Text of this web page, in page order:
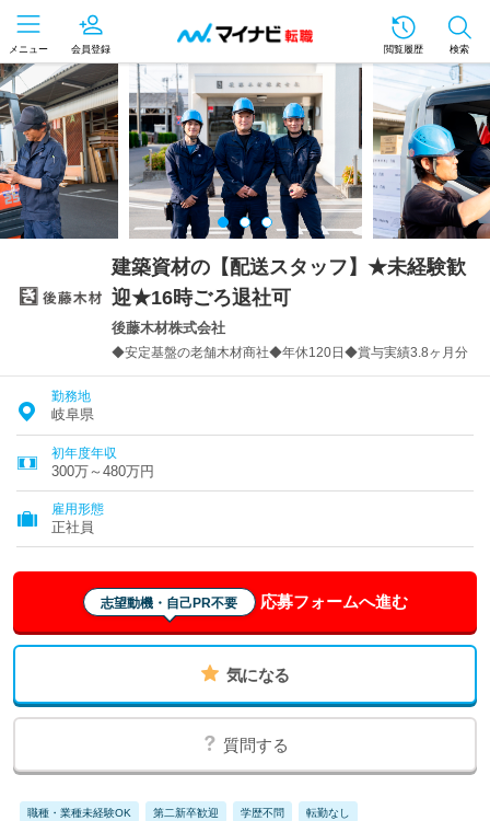
メニュー 会員登録 閲覧履歴 検索
建築資材の【配送スタッフ】★未経験歓
迎★16時ごろ退社可
後藤木材株式会社
◆安定基盤の老舗木材商社◆年休120日◆賞与実績3.8ヶ月分
勤務地
岐阜県
初年度年収
300万～480万円
雇用形態
正社員
志望動機・自己PR不要 応募フォームへ進む
気になる
質問する
職種・業種未経験OK 第二新卒歓迎 学歴不問 転勤なし